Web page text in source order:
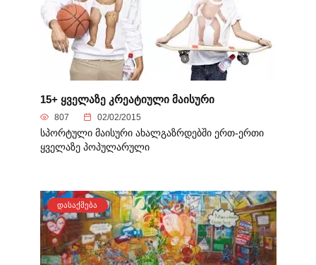
15+ ყველაზე კრეატიული მაისური
807 02/02/2015
სპორტული მაისური ახალგაზრდებში ერთ-ერთი
ყველაზე პოპულარული
ᲓᲐᲡᲐᲥᲛᲔᲑᲐ